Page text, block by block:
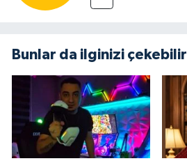
Bunlar da ilginizi çekebilir